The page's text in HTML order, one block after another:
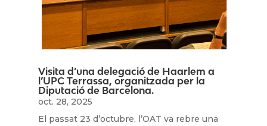
Visita d’una delegació de Haarlem a
l’UPC Terrassa, organitzada per la
Diputació de Barcelona.
oct. 28, 2025
El passat 23 d’octubre, l’OAT va rebre una